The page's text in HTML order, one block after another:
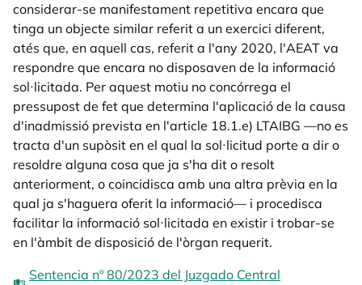
considerar-se manifestament repetitiva encara que
tinga un objecte similar referit a un exercici diferent,
atés que, en aquell cas, referit a l'any 2020, l'AEAT va
respondre que encara no disposaven de la informació
sol·licitada. Per aquest motiu no concórrega el
pressupost de fet que determina l'aplicació de la causa
d'inadmissió prevista en l'article 18.1.e) LTAIBG —no es
tracta d'un supòsit en el qual la sol·licitud porte a dir o
resoldre alguna cosa que ja s'ha dit o resolt
anteriorment, o coincidisca amb una altra prèvia en la
qual ja s'haguera oferit la informació— i procedisca
facilitar la informació sol·licitada en existir i trobar-se
en l'àmbit de disposició de l'òrgan requerit.
Sentencia nº 80/2023 del Juzgado Central